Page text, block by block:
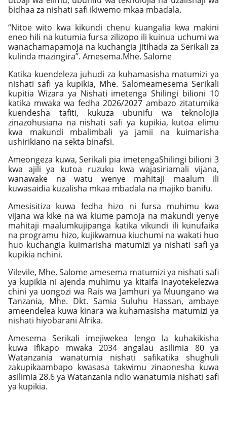
bidhaa za nishati safi ikiwemo mkaa mbadala.
“Nitoe wito kwa kikundi chenu kuangalia kwa makini
eneo hili na kutumia fursa zilizopo ili kuinua uchumi wa
wanachamapamoja na kuchangia jitihada za Serikali za
kulinda mazingira’’. Amesema.Mhe. Salome
Katika kuendeleza juhudi za kuhamasisha matumizi ya
nishati safi ya kupikia, Mhe. Salomeamesema Serikali
kupitia Wizara ya Nishati imetenga Shilingi bilioni 10
katika mwaka wa fedha 2026/2027 ambazo zitatumika
kuendesha tafiti, kukuza ubunifu wa teknolojia
zinazohusiana na nishati safi ya kupikia, kutoa elimu
kwa makundi mbalimbali ya jamii na kuimarisha
ushirikiano na sekta binafsi.
Ameongeza kuwa, Serikali pia imetengaShilingi bilioni 3
kwa ajili ya kutoa ruzuku kwa wajasiriamali vijana,
wanawake na watu wenye mahitaji maalum ili
kuwasaidia kuzalisha mkaa mbadala na majiko banifu.
Amesisitiza kuwa fedha hizo ni fursa muhimu kwa
vijana wa kike na wa kiume pamoja na makundi yenye
mahitaji maalumkujipanga katika vikundi ili kunufaika
na programu hizo, kujikwamua kiuchumi na wakati huo
huo kuchangia kuimarisha matumizi ya nishati safi ya
kupikia nchini.
Vilevile, Mhe. Salome amesema matumizi ya nishati safi
ya kupikia ni ajenda muhimu ya kitaifa inayotekelezwa
chini ya uongozi wa Rais wa Jamhuri ya Muungano wa
Tanzania, Mhe. Dkt. Samia Suluhu Hassan, ambaye
ameendelea kuwa kinara wa kuhamasisha matumizi ya
nishati hiyobarani Afrika.
Amesema Serikali imejiwekea lengo la kuhakikisha
kuwa ifikapo mwaka 2034 angalau asilimia 80 ya
Watanzania wanatumia nishati safikatika shughuli
zakupikaambapo kwasasa takwimu zinaonesha kuwa
asilimia 28.6 ya Watanzania ndio wanatumia nishati safi
ya kupikia.